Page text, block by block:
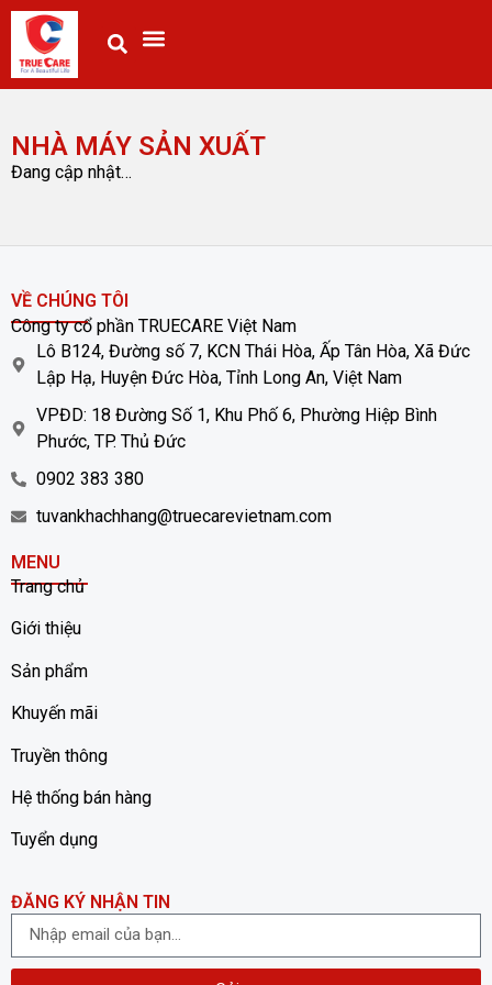
NHÀ MÁY SẢN XUẤT
Đang cập nhật…
VỀ CHÚNG TÔI
Công ty cổ phần TRUECARE Việt Nam
Lô B124, Đường số 7, KCN Thái Hòa, Ấp Tân Hòa, Xã Đức
Lập Hạ, Huyện Đức Hòa, Tỉnh Long An, Việt Nam
VPĐD: 18 Đường Số 1, Khu Phố 6, Phường Hiệp Bình
Phước, TP. Thủ Đức
0902 383 380
tuvankhachhang@truecarevietnam.com
MENU
Trang chủ
Giới thiệu
Sản phẩm
Khuyến mãi
Truyền thông
Hệ thống bán hàng
Tuyển dụng
ĐĂNG KÝ NHẬN TIN